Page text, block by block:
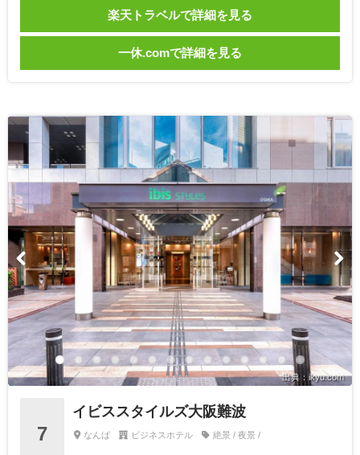
楽天トラベルで詳細を見る
一休.comで詳細を見る
出典：ikyu.com
7
イビススタイルズ大阪難波
なんば ビジネスホテル 絶景 / 夜景 /